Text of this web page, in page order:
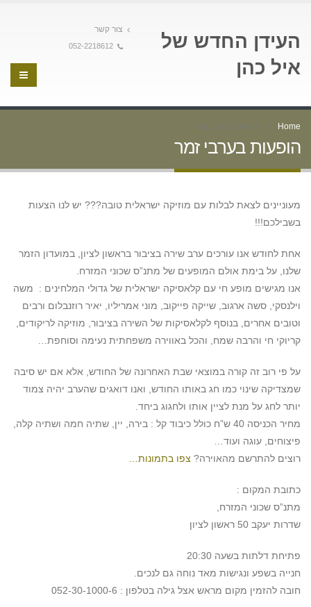
העידן החדש של
איל כהן
צור קשר
052-2218612
Home הופעות בערבי זמר
הופעות בערבי זמר
מעוניינים לצאת לבלות עם מוזיקה ישראלית טובה??? יש לנו הצעות
בשבילכם!!!
אחת לחודש אנו עורכים ערב שירה בציבור בראשון לציון, במועדון הזמר
שלנו, על בימת אולם המופעים של מתנ”ס שכוני המזרח.
אנו מגישים מופע חי עם קלאסיקה ישראלית של גדולי המלחינים : משה
וילנסקי, סשה ארגוב, שייקה פייקוב, מוני אמריליו, יאיר רוזנבלום ורבים
וטובים אחרים, בנוסף לקלאסיקות של השירה בציבור, מוזיקה לריקודים,
קריוקי חי והרבה שמח, והכל באווירה משפחתית נעימה וסוחפת…
על פי רוב זה קורה במוצאי שבת האחרונה של החודש, אלא אם יש סיבה
שמצדיקה שינוי כמו חג באותו החודש, ואנו דואגים שהערב יהיה צמוד
יותר לחג על מנת לציין אותו ולחגוג ביחד.
מחיר הכניסה 40 ש”ח כולל כיבוד קל : בירה, יין, שתיה חמה ושתיה קלה,
פיצוחים, עוגה ועוד…
רוצים להתרשם מהאוירה? צפו בתמונות…
כתובת המקום :
מתנ”ס שכוני המזרח,
שדרות יעקב 50 ראשון לציון
פתיחת דלתות בשעה 20:30
חנייה בשפע ונגישות מאד נוחה גם לנכים.
חובה להזמין מקום מראש אצל גילה בטלפון : 052-30-1000-6